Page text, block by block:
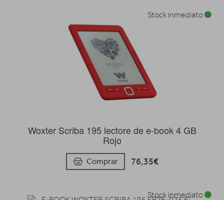
Woxter Scriba 195 lectore de e-book 4 GB
Rojo
Comprar 76,35€
Stock inmediato
Stock inmediato